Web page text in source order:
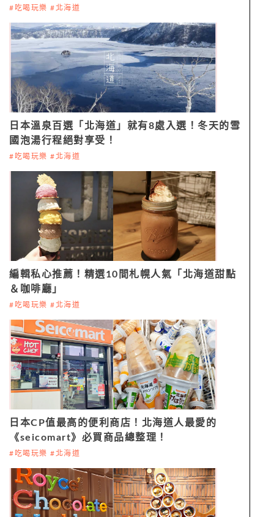
#吃喝玩樂 #北海道
日本溫泉百選「北海道」就有8處入選！冬天的雪
國泡湯行程絕對享受！
#吃喝玩樂 #北海道
編輯私心推薦！精選10間札幌人氣「北海道甜點
＆咖啡廳」
#吃喝玩樂 #北海道
日本CP值最高的便利商店！北海道人最愛的
《seicomart》必買商品總整理！
#吃喝玩樂 #北海道